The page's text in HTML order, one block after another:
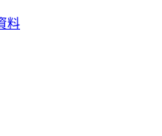
料